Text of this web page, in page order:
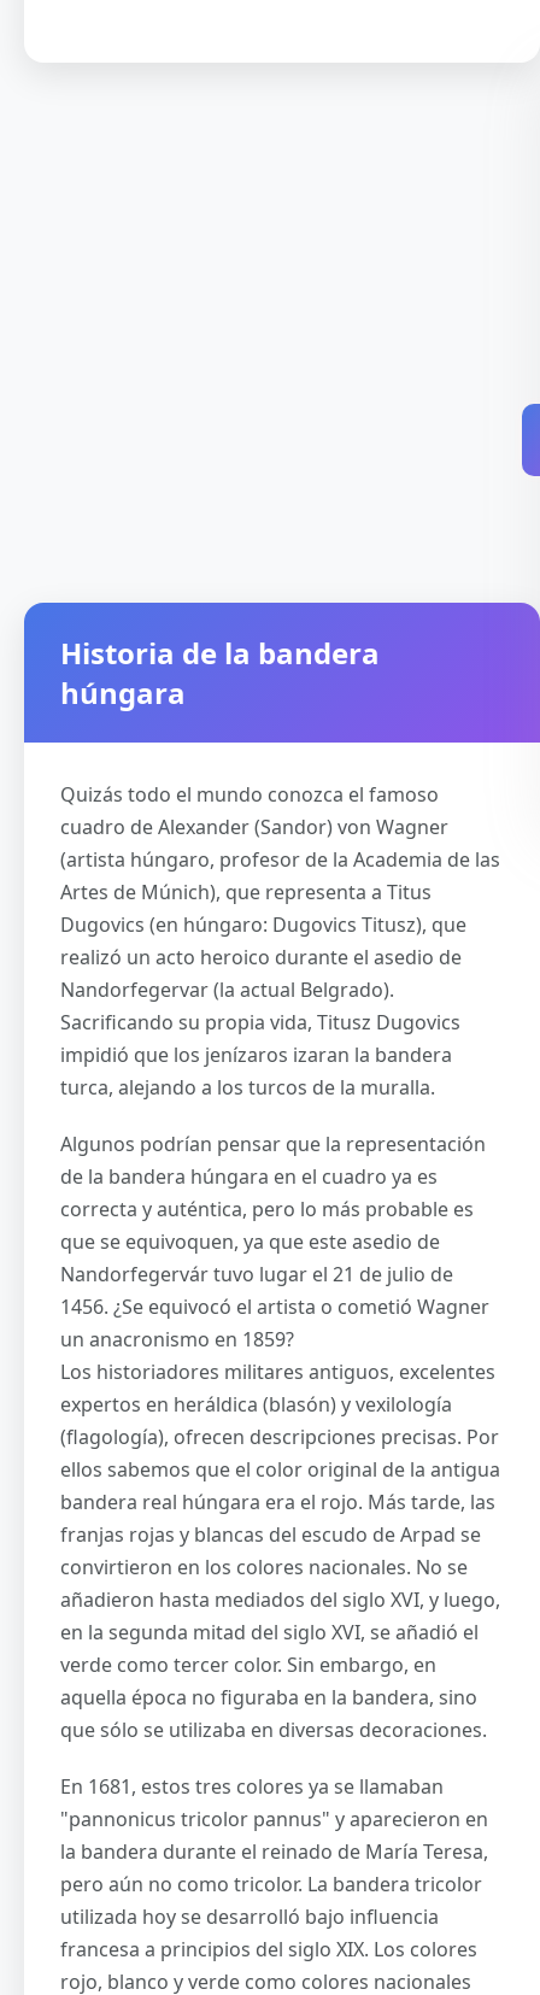
Historia de la bandera
húngara
Quizás todo el mundo conozca el famoso
cuadro de Alexander (Sandor) von Wagner
(artista húngaro, profesor de la Academia de las
Artes de Múnich), que representa a Titus
Dugovics (en húngaro: Dugovics Titusz), que
realizó un acto heroico durante el asedio de
Nandorfegervar (la actual Belgrado).
Sacrificando su propia vida, Titusz Dugovics
impidió que los jenízaros izaran la bandera
turca, alejando a los turcos de la muralla.
Algunos podrían pensar que la representación
de la bandera húngara en el cuadro ya es
correcta y auténtica, pero lo más probable es
que se equivoquen, ya que este asedio de
Nandorfegervár tuvo lugar el 21 de julio de
1456. ¿Se equivocó el artista o cometió Wagner
un anacronismo en 1859?
Los historiadores militares antiguos, excelentes
expertos en heráldica (blasón) y vexilología
(flagología), ofrecen descripciones precisas. Por
ellos sabemos que el color original de la antigua
bandera real húngara era el rojo. Más tarde, las
franjas rojas y blancas del escudo de Arpad se
convirtieron en los colores nacionales. No se
añadieron hasta mediados del siglo XVI, y luego,
en la segunda mitad del siglo XVI, se añadió el
verde como tercer color. Sin embargo, en
aquella época no figuraba en la bandera, sino
que sólo se utilizaba en diversas decoraciones.
En 1681, estos tres colores ya se llamaban
"pannonicus tricolor pannus" y aparecieron en
la bandera durante el reinado de María Teresa,
pero aún no como tricolor. La bandera tricolor
utilizada hoy se desarrolló bajo influencia
francesa a principios del siglo XIX. Los colores
rojo, blanco y verde como colores nacionales